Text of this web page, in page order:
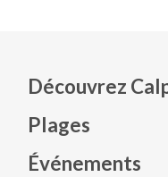
Découvrez
Plages
Événements